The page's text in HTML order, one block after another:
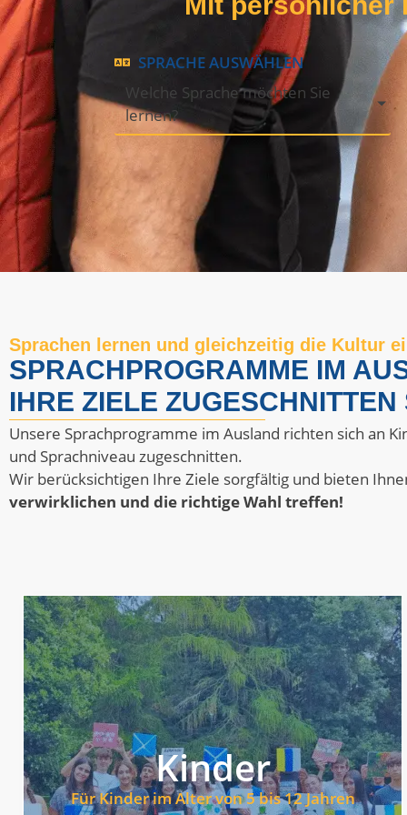
SPRACHE AUSWÄHLEN
Welche Sprache möchten Sie
lernen?
Sprachen lernen und gleichzeitig die Kultur
SPRACHPROGRAMME IM
IHRE ZIELE ZUGESCHNITTEN
Unsere Sprachprogramme im Ausland richten sich an
und Sprachniveau zugeschnitten.
Wir berücksichtigen Ihre Ziele sorgfältig und bieten
verwirklichen und die richtige Wahl treffen!
Kinder
Für Kinder im Alter von 5 bis 12 Jahren
kulturellem Eintauchen ist entscheidend für die
Förderung von Selbstständigkeit, Selbstvertrauen
und persönlicher Entwicklung. Selbstverständlich
wird Ihr Kind dabei stets betreut: Es geht um eine
sichere und bereichernde Auslandserfahrung.
Sehen Sie sich Programme für Kinder an